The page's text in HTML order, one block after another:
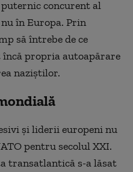
concurent al
în Europa. Prin
să întrebe de ce
propria autoapărare
naziştilor.
şi liderii europeni nu
pentru secolul XXI.
transatlantică s-a lăsat